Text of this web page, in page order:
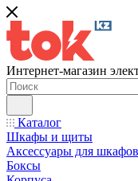
Интернет-магазин
Каталог
Шкафы и щиты
Аксессуары для шкафов
Боксы